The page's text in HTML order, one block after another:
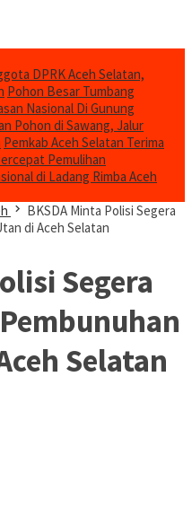
DPRK Aceh Selatan,
Pohon Besar Tumbang
Nasional Di Gunung
Pohon di Sawang, Jalur
Pemkab Aceh Selatan Terima
Pemulihan
di Ladang Rimba Aceh
BKSDA Minta Polisi Segera
di Aceh Selatan
Segera
Selatan